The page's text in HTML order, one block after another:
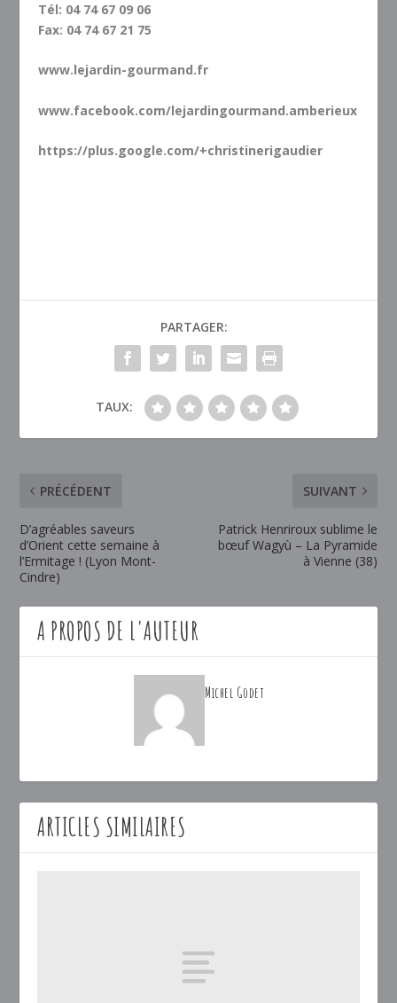
Tél: 04 74 67 09 06
Fax: 04 74 67 21 75
www.lejardin-gourmand.fr
www.facebook.com/lejardingourmand.amberieux
https://plus.google.com/+christinerigaudier
PARTAGER:
TAUX:
PRÉCÉDENT
D’agréables saveurs
d’Orient cette semaine à
l’Ermitage ! (Lyon Mont-
Cindre)
SUIVANT
Patrick Henriroux sublime le
bœuf Wagyù – La Pyramide
à Vienne (38)
A PROPOS DE L'AUTEUR
Michel Godet
ARTICLES SIMILAIRES